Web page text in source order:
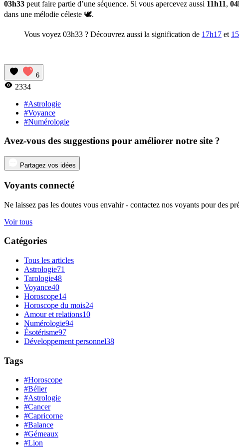
03h33 peut faire partie d’une séquence. Si vous apercevez aussi 11h11,
dans une mélodie céleste 🕊️.
Vous voyez 03h33 ? Découvrez aussi la signification de 17h17 et
6
2334
#Astrologie
#Voyance
#Numérologie
Avez-vous des suggestions pour améliorer notre site ?
Partagez vos idées
Voyants connecté
Ne laissez pas les doutes vous envahir - contactez nos voyants pour des
Voir tous
Catégories
Tous les articles
Astrologie71
Tarologie48
Voyance40
Horoscope14
Horoscope du mois24
Amour et relations10
Numérologie94
Ésotérisme97
Développement personnel38
Tags
#Horoscope
#Bélier
#Astrologie
#Cancer
#Capricorne
#Balance
#Gémeaux
#Lion